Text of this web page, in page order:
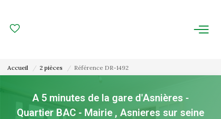
FAIRE GÉRER
Accueil 2 pièces Référence DR-1492
A 5 minutes de la gare d'Asnières -
Quartier BAC - Mairie , Asnieres sur seine